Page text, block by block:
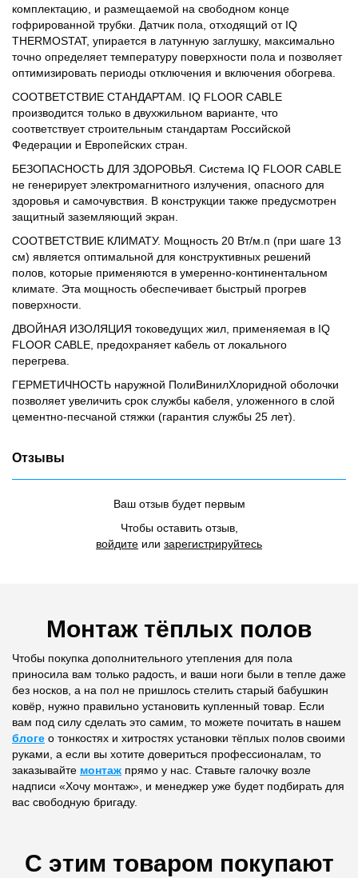
комплектацию, и размещаемой на свободном конце
гофрированной трубки. Датчик пола, отходящий от IQ
THERMOSTAT, упирается в латунную заглушку, максимально
точно определяет температуру поверхности пола и позволяет
оптимизировать периоды отключения и включения обогрева.
СООТВЕТСТВИЕ СТАНДАРТАМ. IQ FLOOR CABLE
производится только в двухжильном варианте, что
соответствует строительным стандартам Российской
Федерации и Европейских стран.
БЕЗОПАСНОСТЬ ДЛЯ ЗДОРОВЬЯ. Система IQ FLOOR CABLE
не генерирует электромагнитного излучения, опасного для
здоровья и самочувствия. В конструкции также предусмотрен
защитный заземляющий экран.
СООТВЕТСТВИЕ КЛИМАТУ. Мощность 20 Вт/м.п (при шаге 13
см) является оптимальной для конструктивных решений
полов, которые применяются в умеренно-континентальном
климате. Эта мощность обеспечивает быстрый прогрев
поверхности.
ДВОЙНАЯ ИЗОЛЯЦИЯ токоведущих жил, применяемая в IQ
FLOOR CABLE, предохраняет кабель от локального
перегрева.
ГЕРМЕТИЧНОСТЬ наружной ПолиВинилХлоридной оболочки
позволяет увеличить срок службы кабеля, уложенного в слой
цементно-песчаной стяжки (гарантия службы 25 лет).
Отзывы
Ваш отзыв будет первым
Чтобы оставить отзыв,
войдите или зарегистрируйтесь
Монтаж тёплых полов
Чтобы покупка дополнительного утепления для пола
приносила вам только радость, и ваши ноги были в тепле даже
без носков, а на пол не пришлось стелить старый бабушкин
ковёр, нужно правильно установить купленный товар. Если
вам под силу сделать это самим, то можете почитать в нашем
блоге о тонкостях и хитростях установки тёплых полов своими
руками, а если вы хотите довериться профессионалам, то
заказывайте монтаж прямо у нас. Ставьте галочку возле
надписи «Хочу монтаж», и менеджер уже будет подбирать для
вас свободную бригаду.
С этим товаром покупают